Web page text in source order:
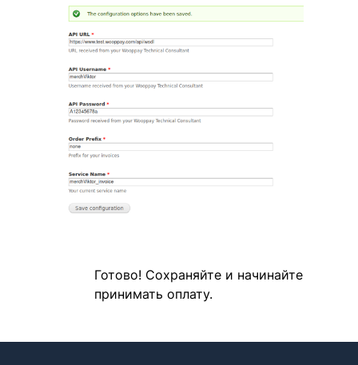
Готово! Сохраняйте и начинайте
принимать оплату.